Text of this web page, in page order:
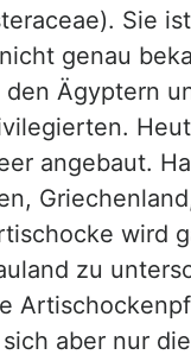
Sie
genau
Ägyptern
angebaut.
wird
zu
aber nur